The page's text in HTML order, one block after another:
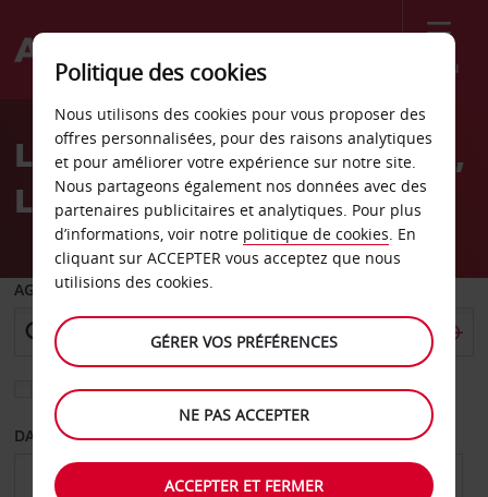
Menu
Welcome
AvisLocation de voiture Maadi,
Le Caire
AGENCE DE DÉPART
Sélectionnez une autre agence de retour
DATE DE DÉPART DATE DE RETOUR
Politique des cookies
Nous utilisons des cookies pour vous proposer des
offres personnalisées, pour des raisons analytiques
et pour améliorer votre expérience sur notre site.
Nous partageons également nos données avec des
partenaires publicitaires et analytiques. Pour plus
d’informations, voir notre politique de cookies. En
cliquant sur ACCEPTER vous acceptez que nous
utilisions des cookies.
GÉRER VOS PRÉFÉRENCES
NE PAS ACCEPTER
ACCEPTER ET FERMER